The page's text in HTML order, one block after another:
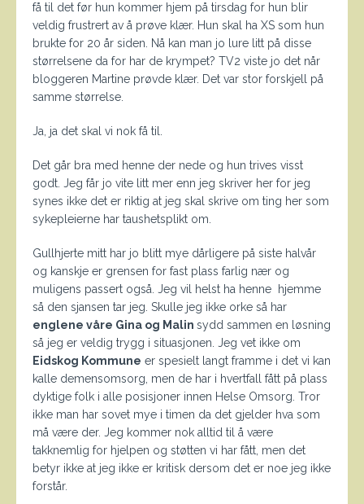
få til det før hun kommer hjem på tirsdag for hun blir
veldig frustrert av å prøve klær. Hun skal ha XS som hun
brukte for 20 år siden. Nå kan man jo lure litt på disse
størrelsene da for har de krympet? TV2 viste jo det når
bloggeren Martine prøvde klær. Det var stor forskjell på
samme størrelse.
Ja, ja det skal vi nok få til.
Det går bra med henne der nede og hun trives visst
godt. Jeg får jo vite litt mer enn jeg skriver her for jeg
synes ikke det er riktig at jeg skal skrive om ting her som
sykepleierne har taushetsplikt om.
Gullhjerte mitt har jo blitt mye dårligere på siste halvår
og kanskje er grensen for fast plass farlig nær og
muligens passert også. Jeg vil helst ha henne hjemme
så den sjansen tar jeg. Skulle jeg ikke orke så har
englene våre Gina og Malin sydd sammen en løsning
så jeg er veldig trygg i situasjonen. Jeg vet ikke om
Eidskog Kommune er spesielt langt framme i det vi kan
kalle demensomsorg, men de har i hvertfall fått på plass
dyktige folk i alle posisjoner innen Helse Omsorg. Tror
ikke man har sovet mye i timen da det gjelder hva som
må være der. Jeg kommer nok alltid til å være
takknemlig for hjelpen og støtten vi har fått, men det
betyr ikke at jeg ikke er kritisk dersom det er noe jeg ikke
forstår.